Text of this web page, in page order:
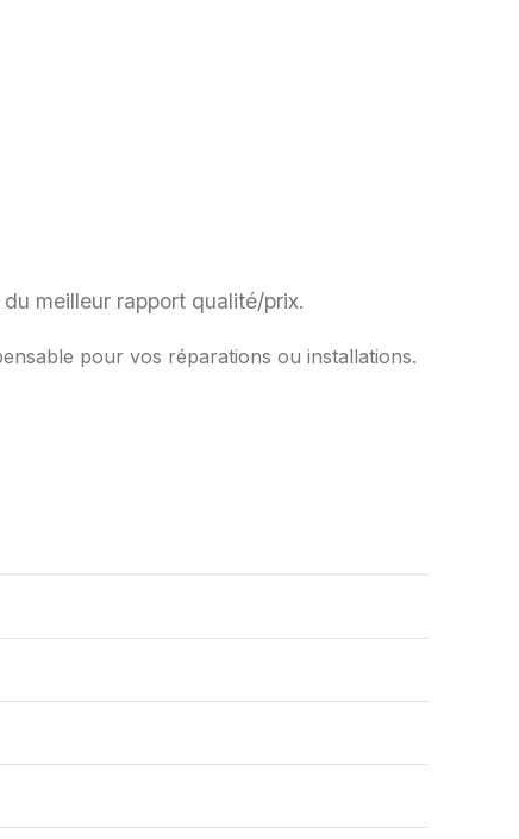
meilleur rapport qualité/prix.
pour vos réparations ou installations.